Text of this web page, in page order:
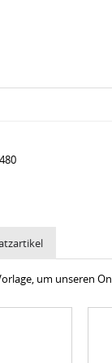
um unseren